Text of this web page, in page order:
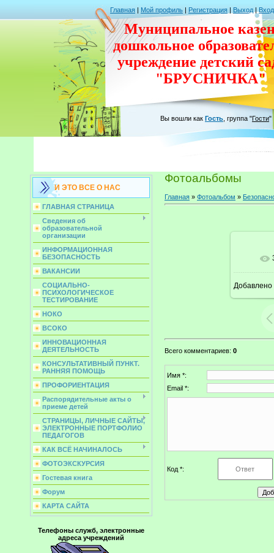
Главная | Мой профиль | Регистрация | Выход | Вход
Муниципальное
дошкольное
учреждение детский
"БРУСНИЧКА"
Вы вошли как Гость группа "Гости"
И ЭТО ВСЕ О НАС
ГЛАВНАЯ СТРАНИЦА
Сведения об
образовательной
организации
ИНФОРМАЦИОННАЯ
БЕЗОПАСНОСТЬ
ВАКАНСИИ
СОЦИАЛЬНО-
ПСИХОЛОГИЧЕСКОЕ
ТЕСТИРОВАНИЕ
НОКО
ВСОКО
ИННОВАЦИОННАЯ
ДЕЯТЕЛЬНОСТЬ
КОНСУЛЬТАТИВНЫЙ ПУНКТ.
РАННЯЯ ПОМОЩЬ
ПРОФОРИЕНТАЦИЯ
Распорядительные акты о
приеме детей
СТРАНИЦЫ, ЛИЧНЫЕ САЙТЫ,
ЭЛЕКТРОННЫЕ ПОРТФОЛИО
ПЕДАГОГОВ
КАК ВСЁ НАЧИНАЛОСЬ
ФОТОЭКСКУРСИЯ
Гостевая книга
Форум
КАРТА САЙТА
Телефоны служб, электронные
адреса учреждений
Фотоальбомы
Главная » Фотоальбом »
Добавлено
Всего комментариев: 0
Имя *:
Email *:
Код *: